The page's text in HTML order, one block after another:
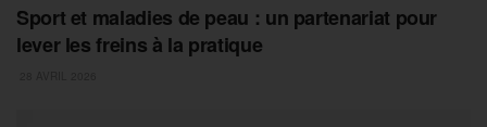
Sport et maladies de peau : un partenariat pour
lever les freins à la pratique